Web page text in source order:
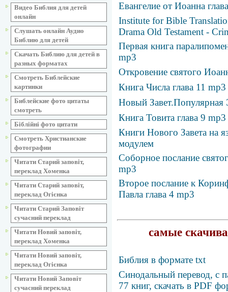
Видео Библия для детей
онлайн
Слушать онлайн Аудио
Библию для детей
Скачать Библию для детей в
разных форматах
Смотреть Библейские
картинки
Библейские фото цитаты
смотреть
Біблійні фото цитати
Смотреть Христианские
фотографии
Читати Старий заповіт,
переклад Хоменка
Читати Старий заповіт,
переклад Огієнка
Читати Старий Заповіт
сучасний переклад
Читати Новий заповіт,
переклад Хоменка
Читати Новий заповіт,
переклад Огієнка
Читати Новий Заповіт
сучасний переклад
Евангелие от Иоанна
Institute for Bible
Drama Old Testament -
Первая книга
mp3
Откровение святого
Книга Числа глава 11 mp3
Новый Завет.Популярная
Книга Товита глава 9 mp3
Книги Нового Завета на
модулем
Соборное послание
mp3
Второе послание к
Павла глава 4 mp3
самые
Библия в формате txt
Синодальный перевод, с
77 книг, скачать в PDF